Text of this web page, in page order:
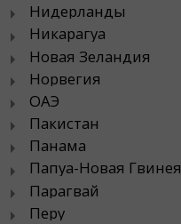
Нидерланды
Никарагуа
Новая Зеландия
Норвегия
ОАЭ
Пакистан
Панама
Папуа-Новая Гвинея
Парагвай
Перу